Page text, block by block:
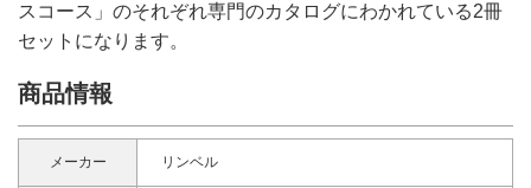
スコース」のそれぞれ専門のカタログにわかれている2冊
セットになります。
商品情報
メーカー リンベル